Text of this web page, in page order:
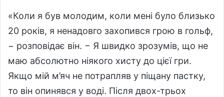
«Коли я був молодим, коли мені було близько
20 років, я ненадовго захопився грою в гольф,
− розповідає він. − Я швидко зрозумів, що не
маю абсолютно ніякого хисту до цієї гри.
Якщо мій м’яч не потрапляв у піщану пастку,
то він опинявся у воді. Після двох-трьох